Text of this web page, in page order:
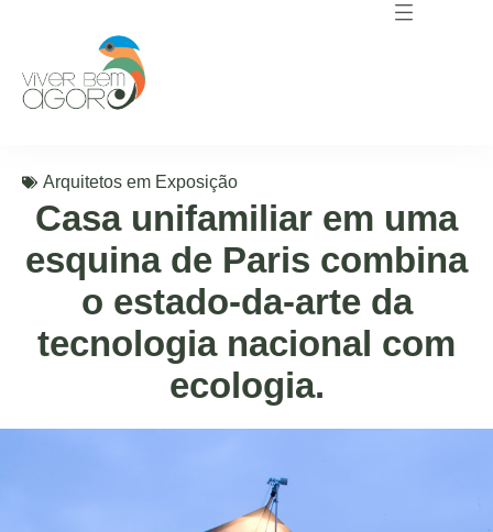
Arquitetos em Exposição
Casa unifamiliar em uma
esquina de Paris combina
o estado-da-arte da
tecnologia nacional com
ecologia.